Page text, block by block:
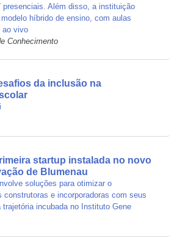
presenciais. Além disso, a instituição
híbrido de ensino, com aulas
ao vivo
Conhecimento
da inclusão na
startup instalada no novo
de Blumenau
soluções para otimizar o
construtoras e incorporadoras com seus
incubada no Instituto Gene